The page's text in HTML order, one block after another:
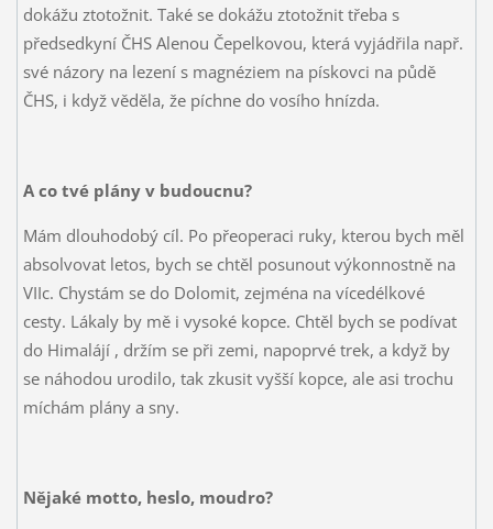
dokážu ztotožnit. Také se dokážu ztotožnit třeba s
předsedkyní ČHS Alenou Čepelkovou, která vyjádřila např.
své názory na lezení s magnéziem na pískovci na půdě
ČHS, i když věděla, že píchne do vosího hnízda.
A co tvé plány v budoucnu?
Mám dlouhodobý cíl. Po přeoperaci ruky, kterou bych měl
absolvovat letos, bych se chtěl posunout výkonnostně na
VIIc. Chystám se do Dolomit, zejména na vícedélkové
cesty. Lákaly by mě i vysoké kopce. Chtěl bych se podívat
do Himalájí , držím se při zemi, napoprvé trek, a když by
se náhodou urodilo, tak zkusit vyšší kopce, ale asi trochu
míchám plány a sny.
Nějaké motto, heslo, moudro?